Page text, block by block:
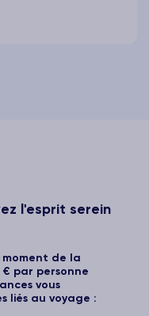
l'esprit serein
moment de la
par personne
vous
liés au voyage :